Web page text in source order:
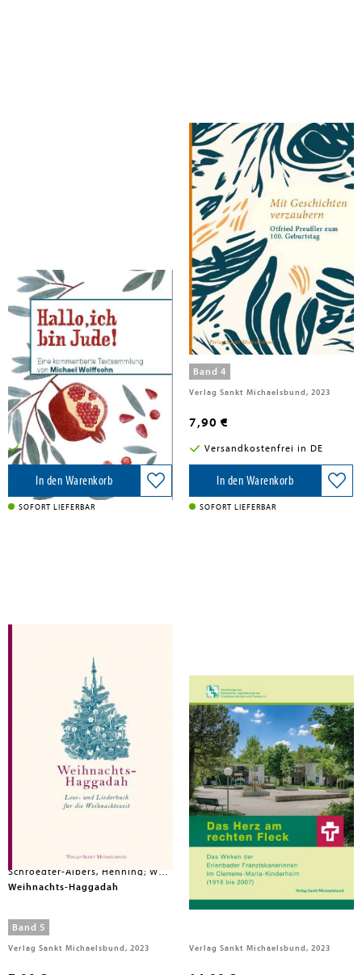
Hallo, ich bin Jude!
Sankt Michaelsbund, 2024
14,90 €
Versandkostenfrei in DE
In den Warenkorb
SOFORT LIEFERBAR
Herausgegeben:Franz, Kurt; Deutsche Akademie für Kinder- und Jugendliteratur e.V.
Mit Geschichten verzaubern
Band 4
Verlag Sankt Michaelsbund, 2023
7,90 €
Versandkostenfrei in DE
In den Warenkorb
SOFORT LIEFERBAR
Weihnachts-Haggadah
Band 5
Verlag Sankt Michaelsbund, 2023
Riffert, Gabriele
Das Herz am rechten Fleck
Verlag Sankt Michaelsbund, 2023